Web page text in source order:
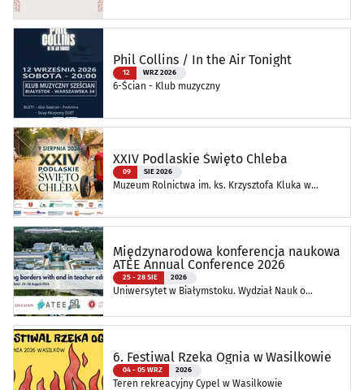
Phil Collins / In the Air Tonight
12 WRZ 2026
6-Ścian - Klub muzyczny
XXIV Podlaskie Święto Chleba
09 SIE 2026
Muzeum Rolnictwa im. ks. Krzysztofa Kluka w
Międzynarodowa konferencja naukowa
ATEE Annual Conference 2026
25 - 28 SIE 2026
Uniwersytet w Białymstoku. Wydział Nauk o
6. Festiwal Rzeka Ognia w Wasilkowie
04 - 05 WRZ 2026
Teren rekreacyjny Cypel w Wasilkowie